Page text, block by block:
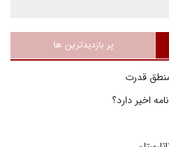
پر بازدیدترین ها
قدرت
اخیر دارد؟